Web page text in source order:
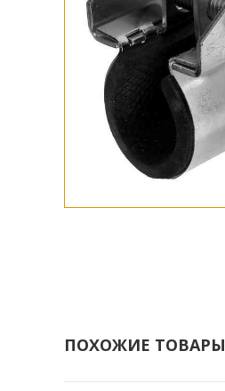
ПОХОЖИЕ ТОВАРЫ